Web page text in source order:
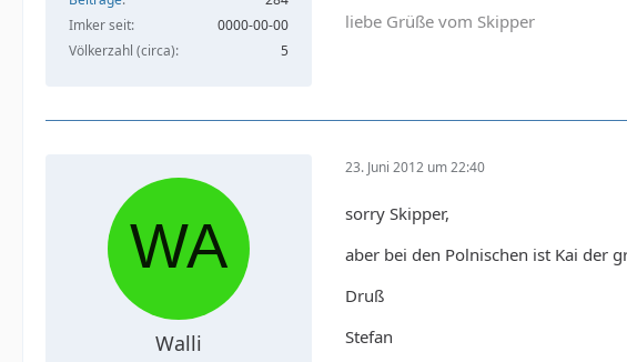
Imker seit
0000-00-00
Völkerzahl (circa)
5
liebe Grüße vom Skipper
Walli
23. Juni 2012 um 22:40
sorry Skipper,
aber bei den Polnischen ist Kai der
Druß
Stefan